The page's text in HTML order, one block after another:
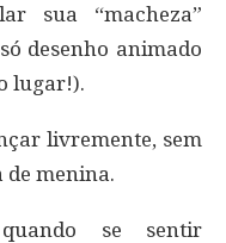
sua “macheza”
desenho animado
lugar!).
livremente, sem
de menina.
se sentir